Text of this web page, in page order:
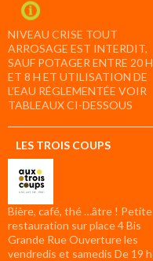
NIVEAU CRISE TOUT
ARROSAGE EST INTERDIT,
SAUF POTAGER ENTRE 20 H
ET 8 H ET UTILISATION DE
L’EAU RÉGLEMENTÉE VOIR
TABLEAUX CI-DESSOUS
LES TROIS COUPS
Bière, café, thé …âtre ! Petite
restauration sur place 4 Bis
Grande Rue Ouverture les
vendredis et samedis De 19 h